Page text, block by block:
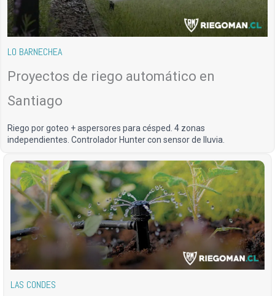
LO BARNECHEA
Proyectos de riego automático en
Santiago
Riego por goteo + aspersores para césped. 4 zonas
independientes. Controlador Hunter con sensor de lluvia.
LAS CONDES